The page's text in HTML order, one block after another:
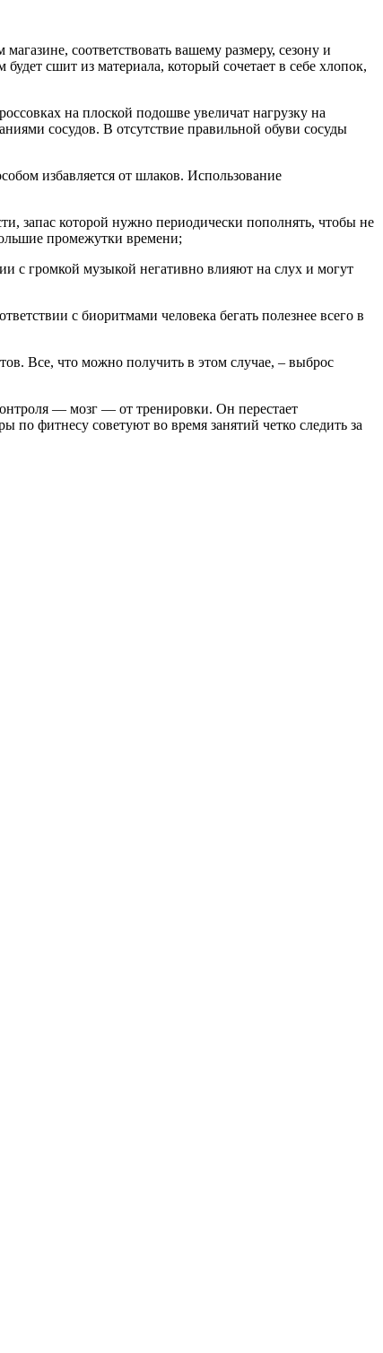
соответствовать вашему размеру, сезону и
сшит из материала, который сочетает в себе хлопок,
на плоской подошве увеличат нагрузку на
сосудов. В отсутствие правильной обуви сосуды
избавляется от шлаков. Использование
запас которой нужно периодически пополнять, чтобы не
промежутки времени;
с громкой музыкой негативно влияют на слух и могут
с биоритмами человека бегать полезнее всего в
Все, что можно получить в этом случае, – выброс
— мозг — от тренировки. Он перестает
фитнесу советуют во время занятий четко следить за